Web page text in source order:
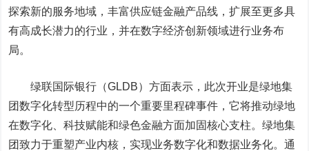
探索新的服务地域，丰富供应链金融产品线，扩展至更多具
有高成长潜力的行业，并在数字经济创新领域进行业务布
局。
绿联国际银行（GLDB）方面表示，此次开业是绿地集
团数字化转型历程中的一个重要里程碑事件，它将推动绿地
在数字化、科技赋能和绿色金融方面加固核心支柱。绿地集
团致力于重塑产业内核，实现业务数字化和数据业务化。通